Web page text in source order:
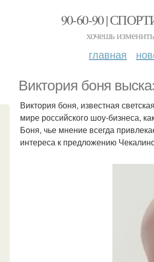
90-60-90 |
хочешь
главная
Виктория боня
Виктория боня, известная
мире российского шоу-бизнеса,
Боня, чье мнение всегда
интереса к предложению